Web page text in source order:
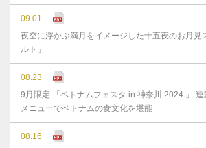
09.01
夜空に浮かぶ満月をイメージした十五夜のお月見
ルト」
08.23
9月限定 「ベトナムフェスタ in 神奈川 2024 」
メニューでベトナムの食文化を堪能
08.16